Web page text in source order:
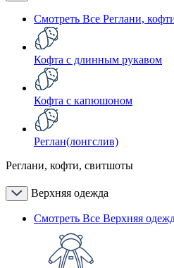
Смотреть Все Реглани,
Кофта с длинным рукавом
Кофта с капюшоном
Реглан(лонгслив)
Реглани, кофти, свитшоты
Верхняя одежда
Смотреть Все Верхняя